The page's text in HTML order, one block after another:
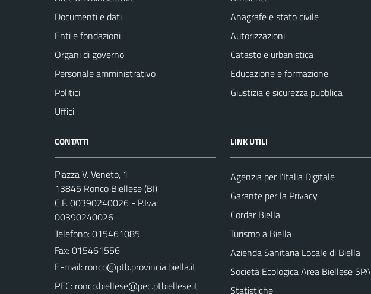
Documenti e dati
Enti e fondazioni
Organi di governo
Personale amministrativo
Politici
Uffici
Anagrafe e stato civile
Autorizzazioni
Catasto e urbanistica
Educazione e formazione
Giustizia e sicurezza pubblica
CONTATTI
Piazza V. Veneto, 1
13845 Ronco Biellese (BI)
C.F. 00390240026 - P.Iva:
00390240026
Telefono:015461085
Fax: 015461556
E-mail:
PEC:
LINK UTILI
Agenzia per l'Italia Digitale
Garante per la Privacy
Cordar Biella
Turismo a Biella
Azienda Sanitaria Locale di Biella
Società Ecologica Area Biellese SPA
Statistiche